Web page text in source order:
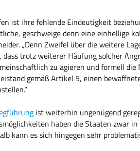
ist ihre fehlende Eindeutigkeit
geschweige denn eine einhellige
„Denn Zweifel über die weitere
trotz weiterer Häufung solcher
zu agieren und formell die
gemäß Artikel 5, einen
ist weiterhin ungenügend
haben die Staaten zwar
kann es sich hingegen sehr